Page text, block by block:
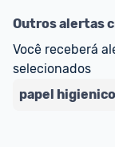
Outros alertas
Você receberá
selecionados
papel higienico